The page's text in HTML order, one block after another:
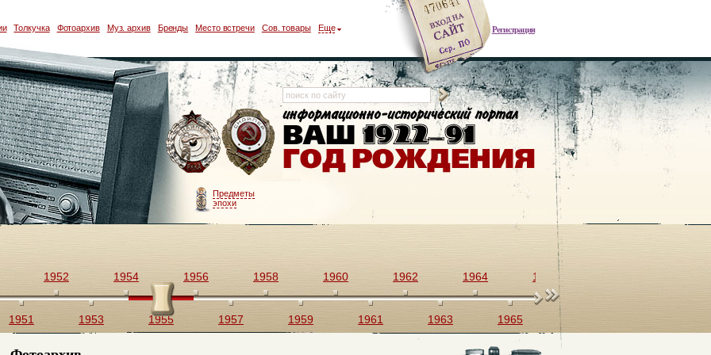
Регистрация
Толкучка Фотоархив Муз. архив Бренды Место встречи Сов. товары Еще
Предметы
эпохи
1951
1952
1953
1954
1955
1956
1957
1958
1959
1960
1961
1962
1963
1964
1965
1966